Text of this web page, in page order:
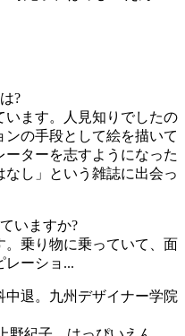
?
ます。人見知りでしたの
の手段として絵を描いて
ターを志すようになった
し」という雑誌に出会っ
いますか?
。乗り物に乗っていて、面
レーショ...
退。九州デザイナー学院